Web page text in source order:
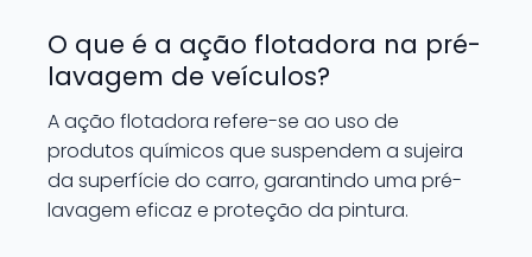
O que é a ação flotadora na pré-
lavagem de veículos?
A ação flotadora refere-se ao uso de
produtos químicos que suspendem a sujeira
da superfície do carro, garantindo uma pré-
lavagem eficaz e proteção da pintura.